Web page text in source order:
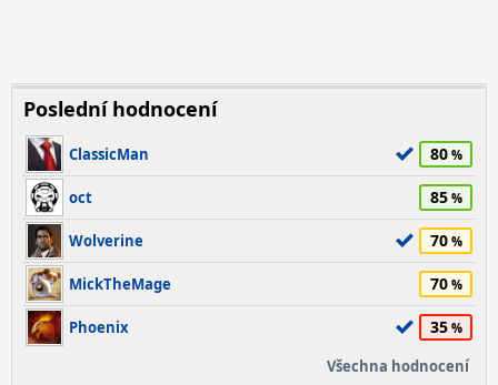
Poslední hodnocení
ClassicMan 80
oct 85
Wolverine 70
MickTheMage 70
Phoenix 35
Všechna hodnocení